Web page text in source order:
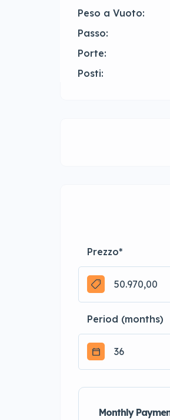
Peso a Vuoto:
Passo:
Porte:
Posti:
Prezzo*
Period (months)
Monthly